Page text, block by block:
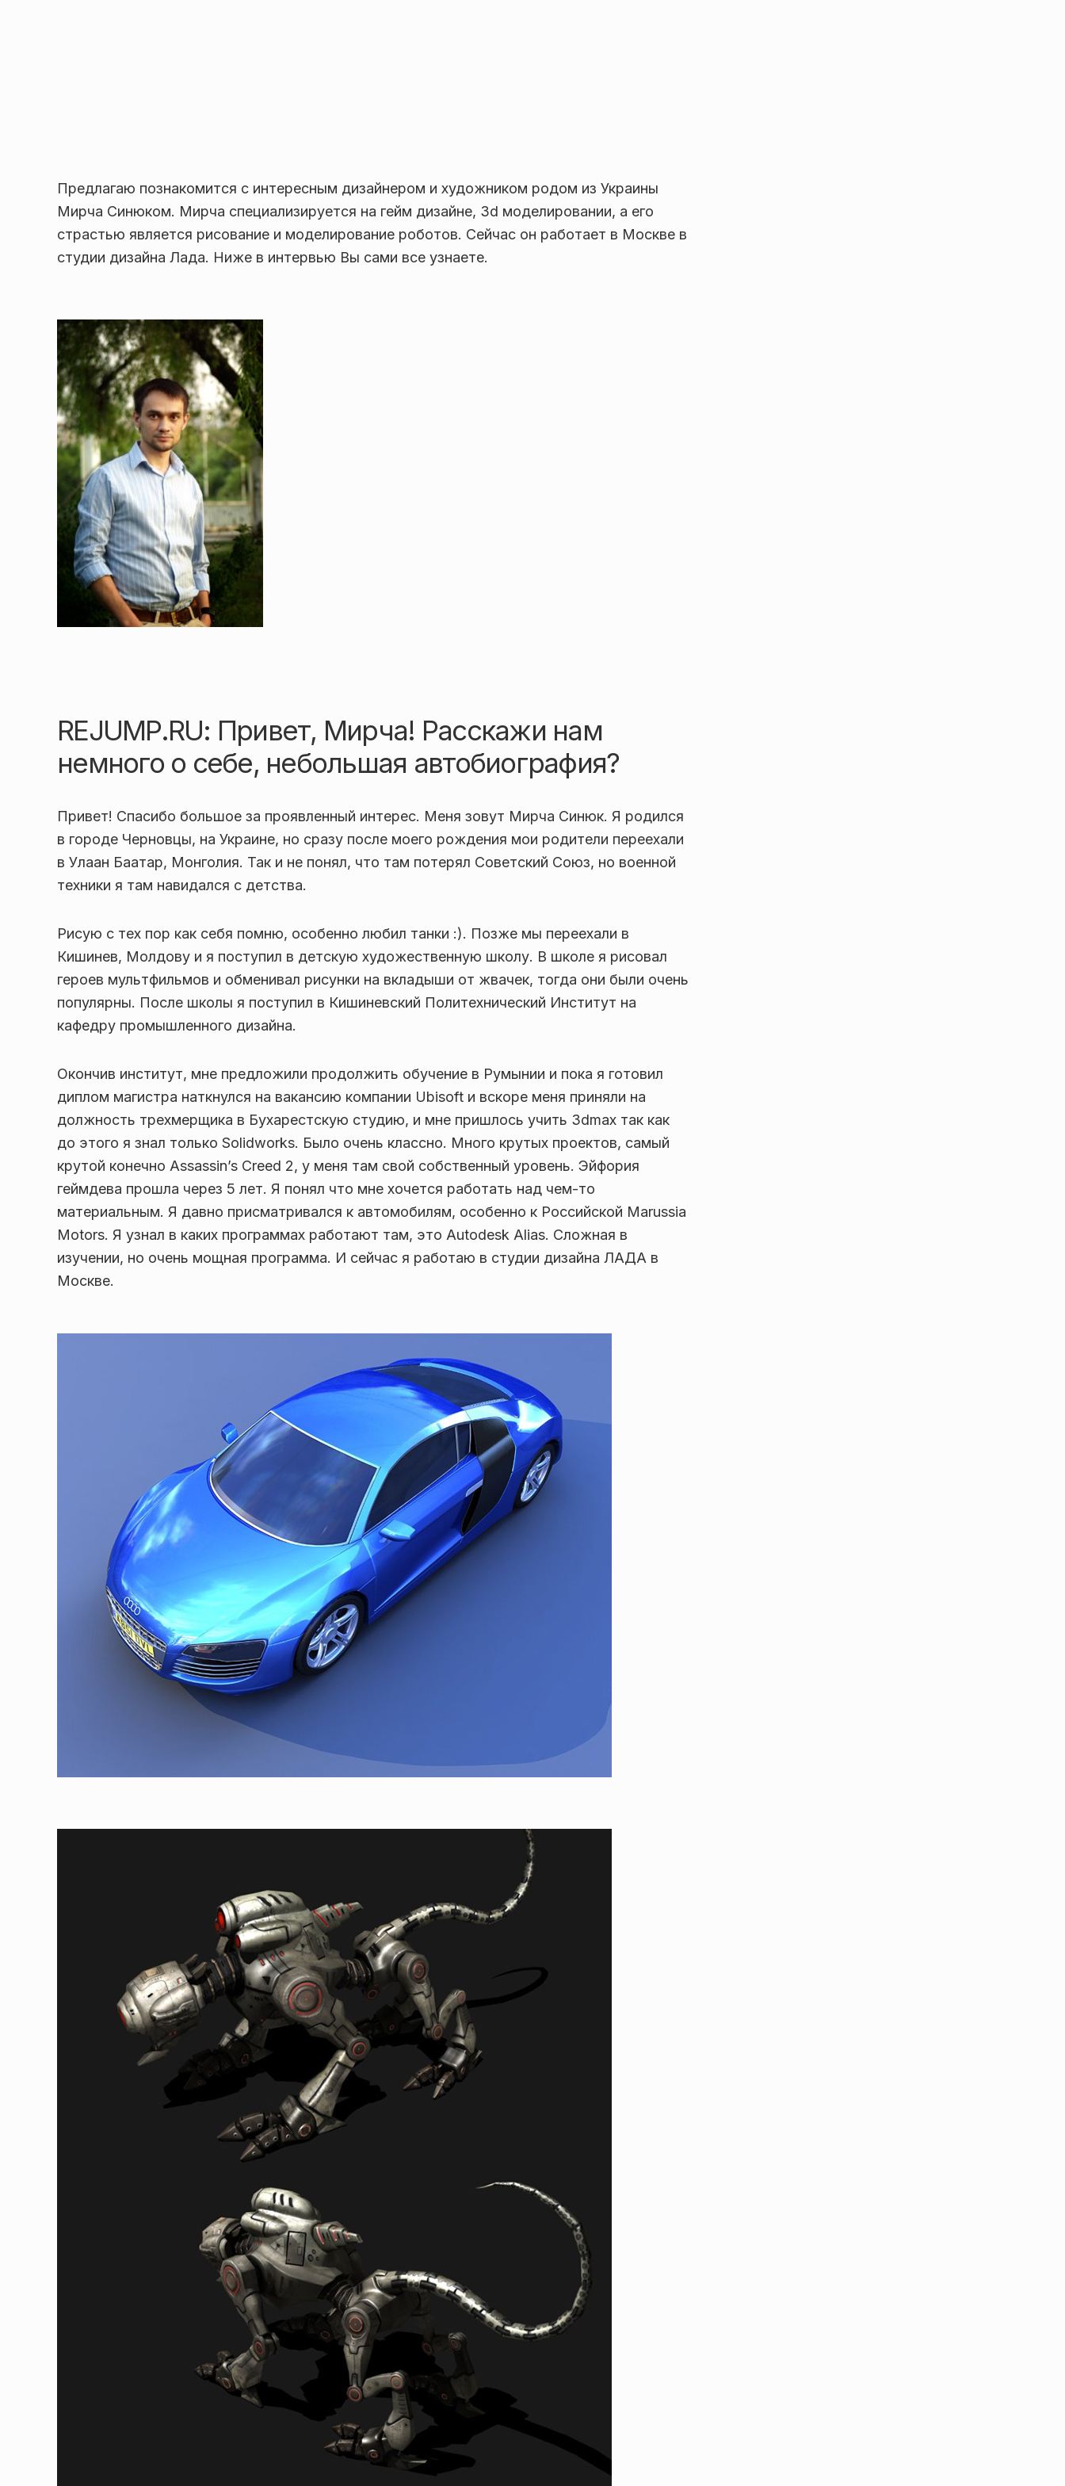
Предлагаю познакомится с интересным дизайнером и художником родом из Украины
Мирча Синюком. Мирча специализируется на гейм дизайне, 3d моделировании, а его
страстью является рисование и моделирование роботов. Сейчас он работает в Москве в
студии дизайна Лада. Ниже в интервью Вы сами все узнаете.
REJUMP.RU: Привет, Мирча! Расскажи нам
немного о себе, небольшая автобиография?
Привет! Спасибо большое за проявленный интерес. Меня зовут Мирча Синюк. Я родился
в городе Черновцы, на Украине, но сразу после моего рождения мои родители переехали
в Улаан Баатар, Монголия. Так и не понял, что там потерял Советский Союз, но военной
техники я там навидался с детства.
Рисую с тех пор как себя помню, особенно любил танки :). Позже мы переехали в
Кишинев, Молдову и я поступил в детскую художественную школу. В школе я рисовал
героев мультфильмов и обменивал рисунки на вкладыши от жвачек, тогда они были очень
популярны. После школы я поступил в Кишиневский Политехнический Институт на
кафедру промышленного дизайна.
Окончив институт, мне предложили продолжить обучение в Румынии и пока я готовил
диплом магистра наткнулся на вакансию компании Ubisoft и вскоре меня приняли на
должность трехмерщика в Бухарестскую студию, и мне пришлось учить 3dmax так как
до этого я знал только Solidworks. Было очень классно. Много крутых проектов, самый
крутой конечно Assassin’s Creed 2, у меня там свой собственный уровень. Эйфория
геймдева прошла через 5 лет. Я понял что мне хочется работать над чем-то
материальным. Я давно присматривался к автомобилям, особенно к Российской Marussia
Motors. Я узнал в каких программах работают там, это Autodesk Alias. Сложная в
изучении, но очень мощная программа. И сейчас я работаю в студии дизайна ЛАДА в
Москве.